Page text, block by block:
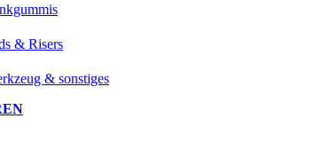
& Risers
& sonstiges